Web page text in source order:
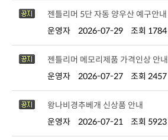
젠틀리머 5단 자동 양우산 예구안내
운영자
2026-07-29 조회 1784
젠틀리머 메모리제품 가격인상 안내
운영자
2026-07-27 조회 2457
왕나비경추베개 신상품 안내
운영자
2026-07-21 조회 5923